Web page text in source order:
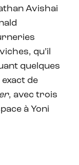
Avishai
qu’il
quelques
de
, avec trois
à Yoni